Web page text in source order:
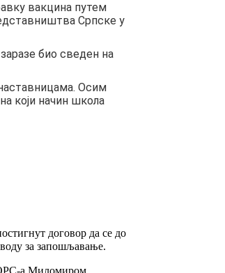
вакцина путем
Српске у
био сведен на
Осим
који начин школа
договор да се до
за запошљавање.
а Миломиром